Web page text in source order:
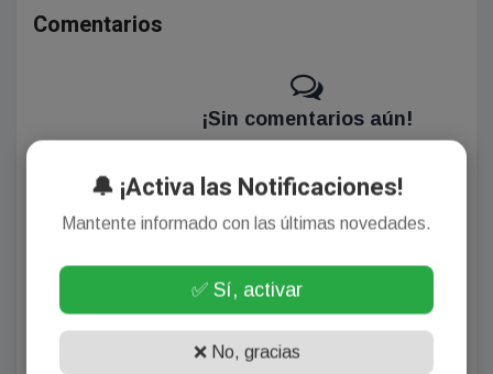
Comentarios
¡Sin comentarios aún!
Deja tu comentario
🔔 ¡Activa las Notificaciones!
Mantente informado con las últimas novedades.
✅ Sí, activar
❌ No, gracias